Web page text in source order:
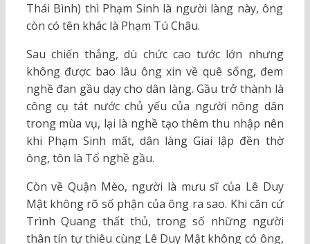
Thái Bình) thì Phạm Sinh là người làng này, ông
còn có tên khác là Phạm Tú Châu.
Sau chiến thắng, dù chức cao tước lớn nhưng
không được bao lâu ông xin về quê sống, đem
nghề đan gầu dạy cho dân làng. Gầu trở thành là
công cụ tát nước chủ yếu của người nông dân
trong mùa vụ, lại là nghề tạo thêm thu nhập nên
khi Phạm Sinh mất, dân làng Giai lập đền thờ
ông, tôn là Tổ nghề gầu.
Còn về Quận Mèo, người là mưu sĩ của Lê Duy
Mật không rõ số phận của ông ra sao. Khi căn cứ
Trình Quang thất thủ, trong số những người
thân tín tự thiêu cùng Lê Duy Mật không có ông,